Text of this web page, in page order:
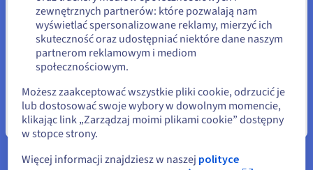
Należy podkreślić, że szczególnie wartościowa
okazała sięochrona Anty-DDoSdostarczona
przez OVHcloud. Korzystając z niej, Shockbyte
nigdy nie doświadczył przerw w usłudze
spowodowanych atakiem DDoS, nawet po
rozbudowie swojej infrastruktury. Dodatkową
ochronę zapewnia firewall OVHcloud, a
zautomatyzowany proces podejmowania
interwencji gwarantuje, że czas niedostępności
usługi jest ograniczony do absolutnego minimum.
Pozostań na bieżącej stronie
Wybierz inną stronę
Zamknij
zewnętrznych partnerów: które pozwalają nam
wyświetlać spersonalizowane reklamy, mierzyć ich
skuteczność oraz udostępniać niektóre dane naszym
partnerom reklamowym i mediom
społecznościowym.
Możesz zaakceptować wszystkie pliki cookie, odrzucić je
lub dostosować swoje wybory w dowolnym momencie,
klikając link „Zarządzaj moimi plikami cookie” dostępny
w stopce strony.
Więcej informacji znajdziesz w naszej polityce